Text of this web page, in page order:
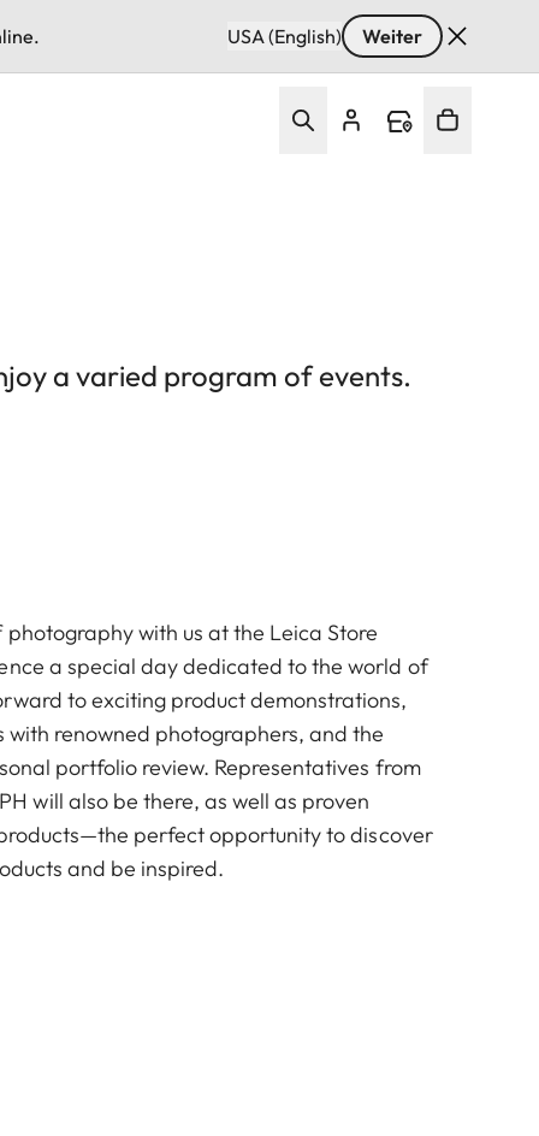
USA (English) Weiter
a varied program of events.
photography with us at the Leica Store
a special day dedicated to the world of
to exciting product demonstrations,
with renowned photographers, and the
portfolio review. Representatives from
will also be there, as well as proven
perfect opportunity to discover
and be inspired.